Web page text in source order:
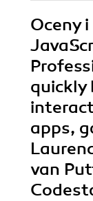
Oceny
quickly
apps,
van